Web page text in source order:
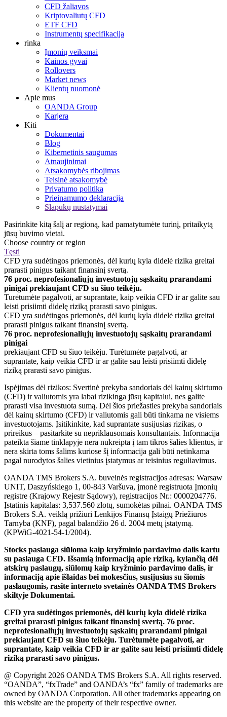
CFD žaliavos
Kriptovaliutų CFD
ETF CFD
Instrumentų specifikacija
rinka
Įmonių veiksmai
Kainos gyvai
Rollovers
Market news
Klientų nuomonė
Apie mus
OANDA Group
Karjera
Kiti
Dokumentai
Blog
Kibernetinis saugumas
Atnaujinimai
Atsakomybės ribojimas
Teisinė atsakomybė
Privatumo politika
Prieinamumo deklaracija
Slapukų nustatymai
Pasirinkite kitą šalį ar regioną, kad pamatytumėte turinį, pritaikytą
jūsų buvimo vietai.
Choose country or region
Tęsti
CFD yra sudėtingos priemonės, dėl kurių kyla didelė rizika greitai
prarasti pinigus taikant finansinį svertą.
76 proc. neprofesionaliųjų investuotojų sąskaitų prarandami
pinigai prekiaujant CFD su šiuo teikėju.
Turėtumėte pagalvoti, ar suprantate, kaip veikia CFD ir ar galite sau
leisti prisiimti didelę riziką prarasti savo pinigus.
CFD yra sudėtingos priemonės, dėl kurių kyla didelė rizika greitai
prarasti pinigus taikant finansinį svertą.
76 proc. neprofesionaliųjų investuotojų sąskaitų prarandami
pinigai
prekiaujant CFD su šiuo teikėju. Turėtumėte pagalvoti, ar
suprantate, kaip veikia CFD ir ar galite sau leisti prisiimti didelę
riziką prarasti savo pinigus.
Ispėjimas dėl rizikos: Svertinė prekyba sandoriais dėl kainų skirtumo
(CFD) ir valiutomis yra labai rizikinga jūsų kapitalui, nes galite
prarasti visa investuota sumą. Dėl šios priežasties prekyba sandoriais
dėl kainų skirtumo (CFD) ir valiutomis gali būti tinkama ne visiems
investuotojams. Įsitikinkite, kad suprantate susijusias rizikas, o
prireikus – pasitarkite su nepriklausomais konsultantais. Informacija
pateikta šiame tinklapyje nera nukreipta į tam tikros šalies klientus, ir
nera skirta toms šalims kuriose šį informacija gali būti netinkama
pagal nurodytos šalies vietinius įstatymus ar teisinius reguliavimus.
OANDA TMS Brokers S.A. buveinės registracijos adresas: Warsaw
UNIT, Daszyńskiego 1, 00-843 Varšuva, įmonė registruota Įmonių
registre (Krajowy Rejestr Sądowy), registracijos Nr.: 0000204776.
Įstatinis kapitalas: 3,537.560 zlotų, sumokėtas pilnai. OANDA TMS
Brokers S.A. veiklą prižiuri Lenkijos Finansų Įstaigų Priežiūros
Tarnyba (KNF), pagal balandžio 26 d. 2004 metų įstatymą.
(KPWiG-4021-54-1/2004).
Stocks paslauga siūloma kaip kryžminio pardavimo dalis kartu
su paslauga CFD. Išsamią informaciją apie riziką, kylančią dėl
atskirų paslaugų, siūlomų kaip kryžminio pardavimo dalis, ir
informaciją apie išlaidas bei mokesčius, susijusius su šiomis
paslaugomis, rasite interneto svetainės OANDA TMS Brokers
skiltyje Dokumentai.
CFD yra sudėtingos priemonės, dėl kurių kyla didelė rizika
greitai prarasti pinigus taikant finansinį svertą. 76 proc.
neprofesionaliųjų investuotojų sąskaitų prarandami pinigai
prekiaujant CFD su šiuo teikėju. Turėtumėte pagalvoti, ar
suprantate, kaip veikia CFD ir ar galite sau leisti prisiimti didelę
riziką prarasti savo pinigus.
@ Copyright 2026 OANDA TMS Brokers S.A. All rights reserved.
“OANDA”, “fxTrade” and OANDA’s “fx” family of trademarks are
owned by OANDA Corporation. All other trademarks appearing on
this website are the property of their respective owner.